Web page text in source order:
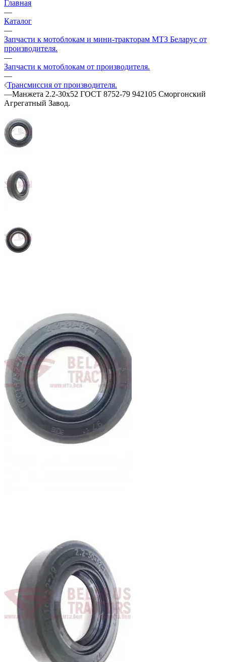
Главная
—
Каталог
—
Запчасти к мотоблокам и мини-тракторам МТЗ Беларус от
производителя.
—
Запчасти к мотоблокам от производителя.
—
Трансмиссия от производителя.
—Манжета 2.2-30х52 ГОСТ 8752-79 942105 Сморгонский
Агрегатный Завод.